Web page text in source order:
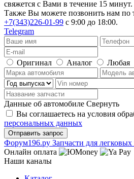
свяжется с Вами в течение 15 минут.
Также Вы можете позвонить нам по
+7(343)226-01-99 с 9:00 до 18:00.
Telegram
Оригинал Аналог Любая
Данные об автомобиле Свернуть
Вы соглашаетесь на условия
персональных данных
Фoрум196.ру Запчасти для
Онлайн оплата
Наши каналы